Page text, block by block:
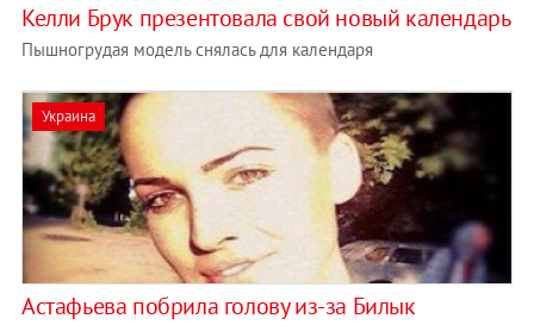
Келли Брук презентовала свой новый календарь
Пышногрудая модель снялась для календаря
Украина
Астафьева побрила голову из-за Билык